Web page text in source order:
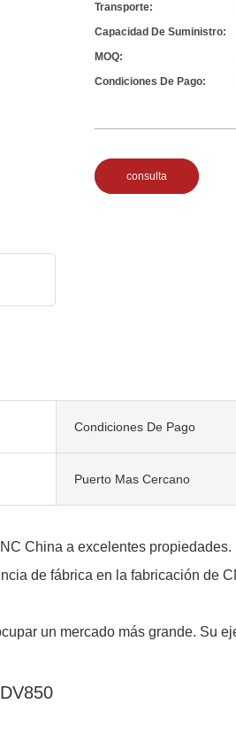
Transporte:
Capacidad De Suministro:
MOQ:
Condiciones De Pago:
consulta
Condiciones De Pago
Puerto Mas Cercano
China a excelentes
de fábrica en la fabricación de
un mercado más grande. Su